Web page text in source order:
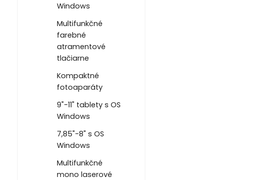
Windows
Multifunkčné
farebné
atramentové
tlačiarne
Kompaktné
fotoaparáty
9"-11" tablety s OS
Windows
7,85"-8" s OS
Windows
Multifunkčné
mono laserové